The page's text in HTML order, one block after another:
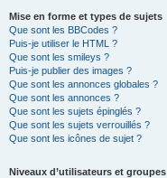
Mise en forme et types de sujets
Que sont les BBCodes ?
Puis-je utiliser le HTML ?
Que sont les smileys ?
Puis-je publier des images ?
Que sont les annonces globales ?
Que sont les annonces ?
Que sont les sujets épinglés ?
Que sont les sujets verrouillés ?
Que sont les icônes de sujet ?
Niveaux d’utilisateurs et groupes